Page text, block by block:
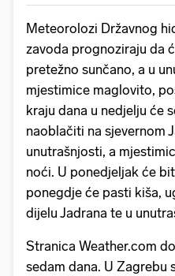
Meteorolozi Državnog
zavoda prognoziraju da
pretežno sunčano, a u
mjestimice maglovito,
kraju dana u nedjelju će
naoblačiti na sjevernom
unutrašnjosti, a
noći. U ponedjeljak će
ponegdje će pasti kiša,
dijelu Jadrana te u
Stranica Weather.com
sedam dana. U Zagrebu